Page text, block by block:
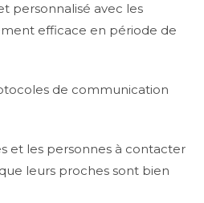
personnalisé avec les
efficace en période de
de communication
et les personnes à contacter
leurs proches sont bien